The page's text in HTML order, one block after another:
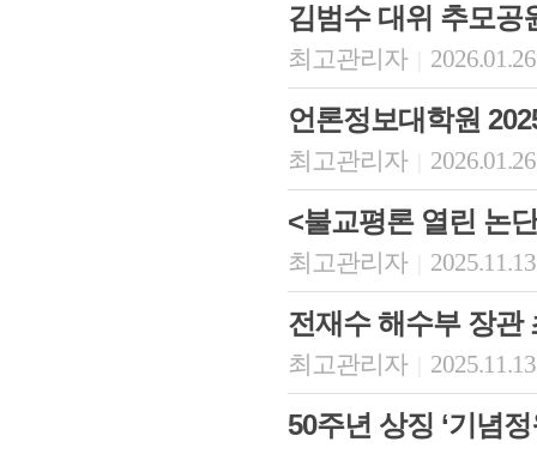
김범수 대위 추모공
최고관리자
언론정보대학원
최고관리자
<불교평론 열린 논
최고관리자
전재수 해수부 장관
최고관리자
50주년 상징 ‘기념